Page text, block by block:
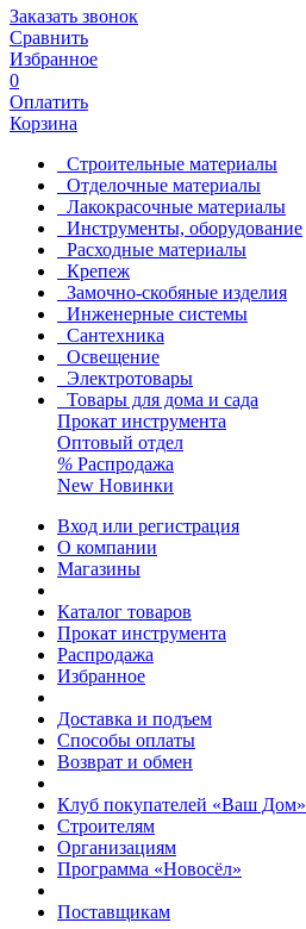
Заказать звонок
Сравнить
Избранное
0
Оплатить
Корзина
Строительные материалы
Отделочные материалы
Лакокрасочные материалы
Инструменты, оборудование
Расходные материалы
Крепеж
Замочно-скобяные изделия
Инженерные системы
Сантехника
Освещение
Электротовары
Товары для дома и сада
Прокат инструмента
Оптовый отдел
% Распродажа
New Новинки
Вход или регистрация
О компании
Магазины
Каталог товаров
Прокат инструмента
Распродажа
Избранное
Доставка и подъем
Способы оплаты
Возврат и обмен
Клуб покупателей «Ваш Дом»
Строителям
Организациям
Программа «Новосёл»
Поставщикам